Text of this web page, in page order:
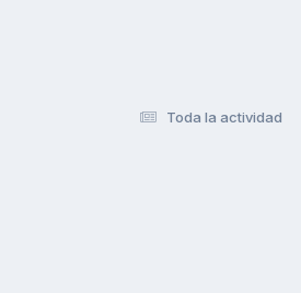
Toda la actividad